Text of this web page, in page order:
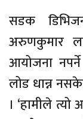
सडक
अरुणकुमार
आयोजना
लोड धान्न
। ‘हामीले